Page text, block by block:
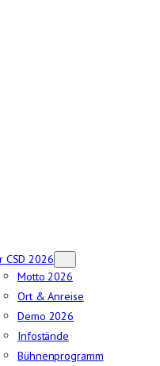
CSD 2026
Motto 2026
Ort & Anreise
Demo 2026
Infostände
Bühnenprogramm